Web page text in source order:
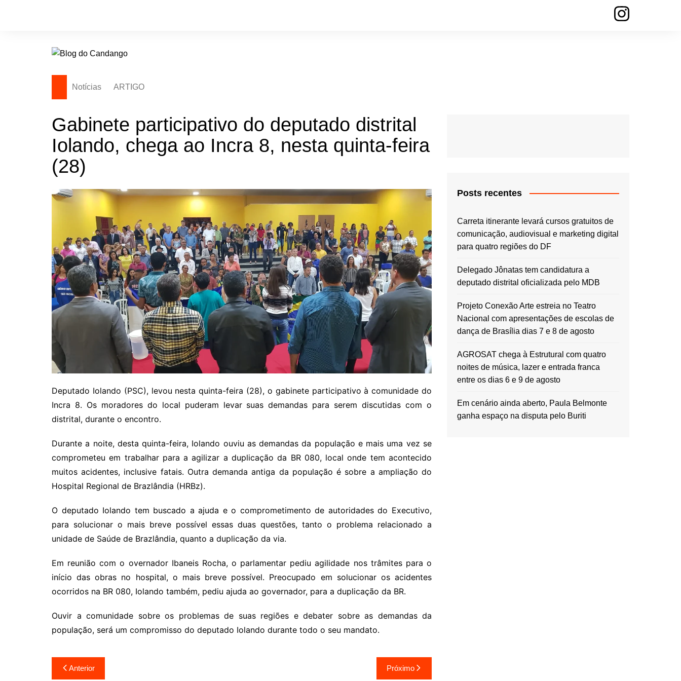
Notícias ARTIGO
Gabinete participativo do deputado distrital
Iolando, chega ao Incra 8, nesta quinta-feira
(28)
Deputado Iolando (PSC), levou nesta quinta-feira (28), o gabinete participativo à comunidade do
Incra 8. Os moradores do local puderam levar suas demandas para serem discutidas com o
distrital, durante o encontro.
Durante a noite, desta quinta-feira, Iolando ouviu as demandas da população e mais uma vez se
comprometeu em trabalhar para a agilizar a duplicação da BR 080, local onde tem acontecido
muitos acidentes, inclusive fatais. Outra demanda antiga da população é sobre a ampliação do
Hospital Regional de Brazlândia (HRBz).
O deputado Iolando tem buscado a ajuda e o comprometimento de autoridades do Executivo,
para solucionar o mais breve possível essas duas questões, tanto o problema relacionado a
unidade de Saúde de Brazlândia, quanto a duplicação da via.
Em reunião com o overnador Ibaneis Rocha, o parlamentar pediu agilidade nos trâmites para o
início das obras no hospital, o mais breve possível. Preocupado em solucionar os acidentes
ocorridos na BR 080, Iolando também, pediu ajuda ao governador, para a duplicação da BR.
Ouvir a comunidade sobre os problemas de suas regiões e debater sobre as demandas da
população, será um compromisso do deputado Iolando durante todo o seu mandato.
Navegação
Anterior Próximo
Posts recentes
Carreta itinerante levará cursos gratuitos de
comunicação, audiovisual e marketing digital
para quatro regiões do DF
Delegado Jônatas tem candidatura a
deputado distrital oficializada pelo MDB
Projeto Conexão Arte estreia no Teatro
Nacional com apresentações de escolas de
dança de Brasília dias 7 e 8 de agosto
AGROSAT chega à Estrutural com quatro
noites de música, lazer e entrada franca
entre os dias 6 e 9 de agosto
Em cenário ainda aberto, Paula Belmonte
ganha espaço na disputa pelo Buriti